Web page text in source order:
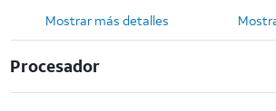
Mostrar más detalles
Procesador